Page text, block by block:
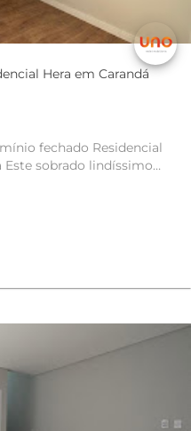
Residencial